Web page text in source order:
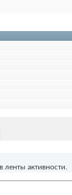
ленты активности.